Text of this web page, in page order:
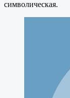
символическая.